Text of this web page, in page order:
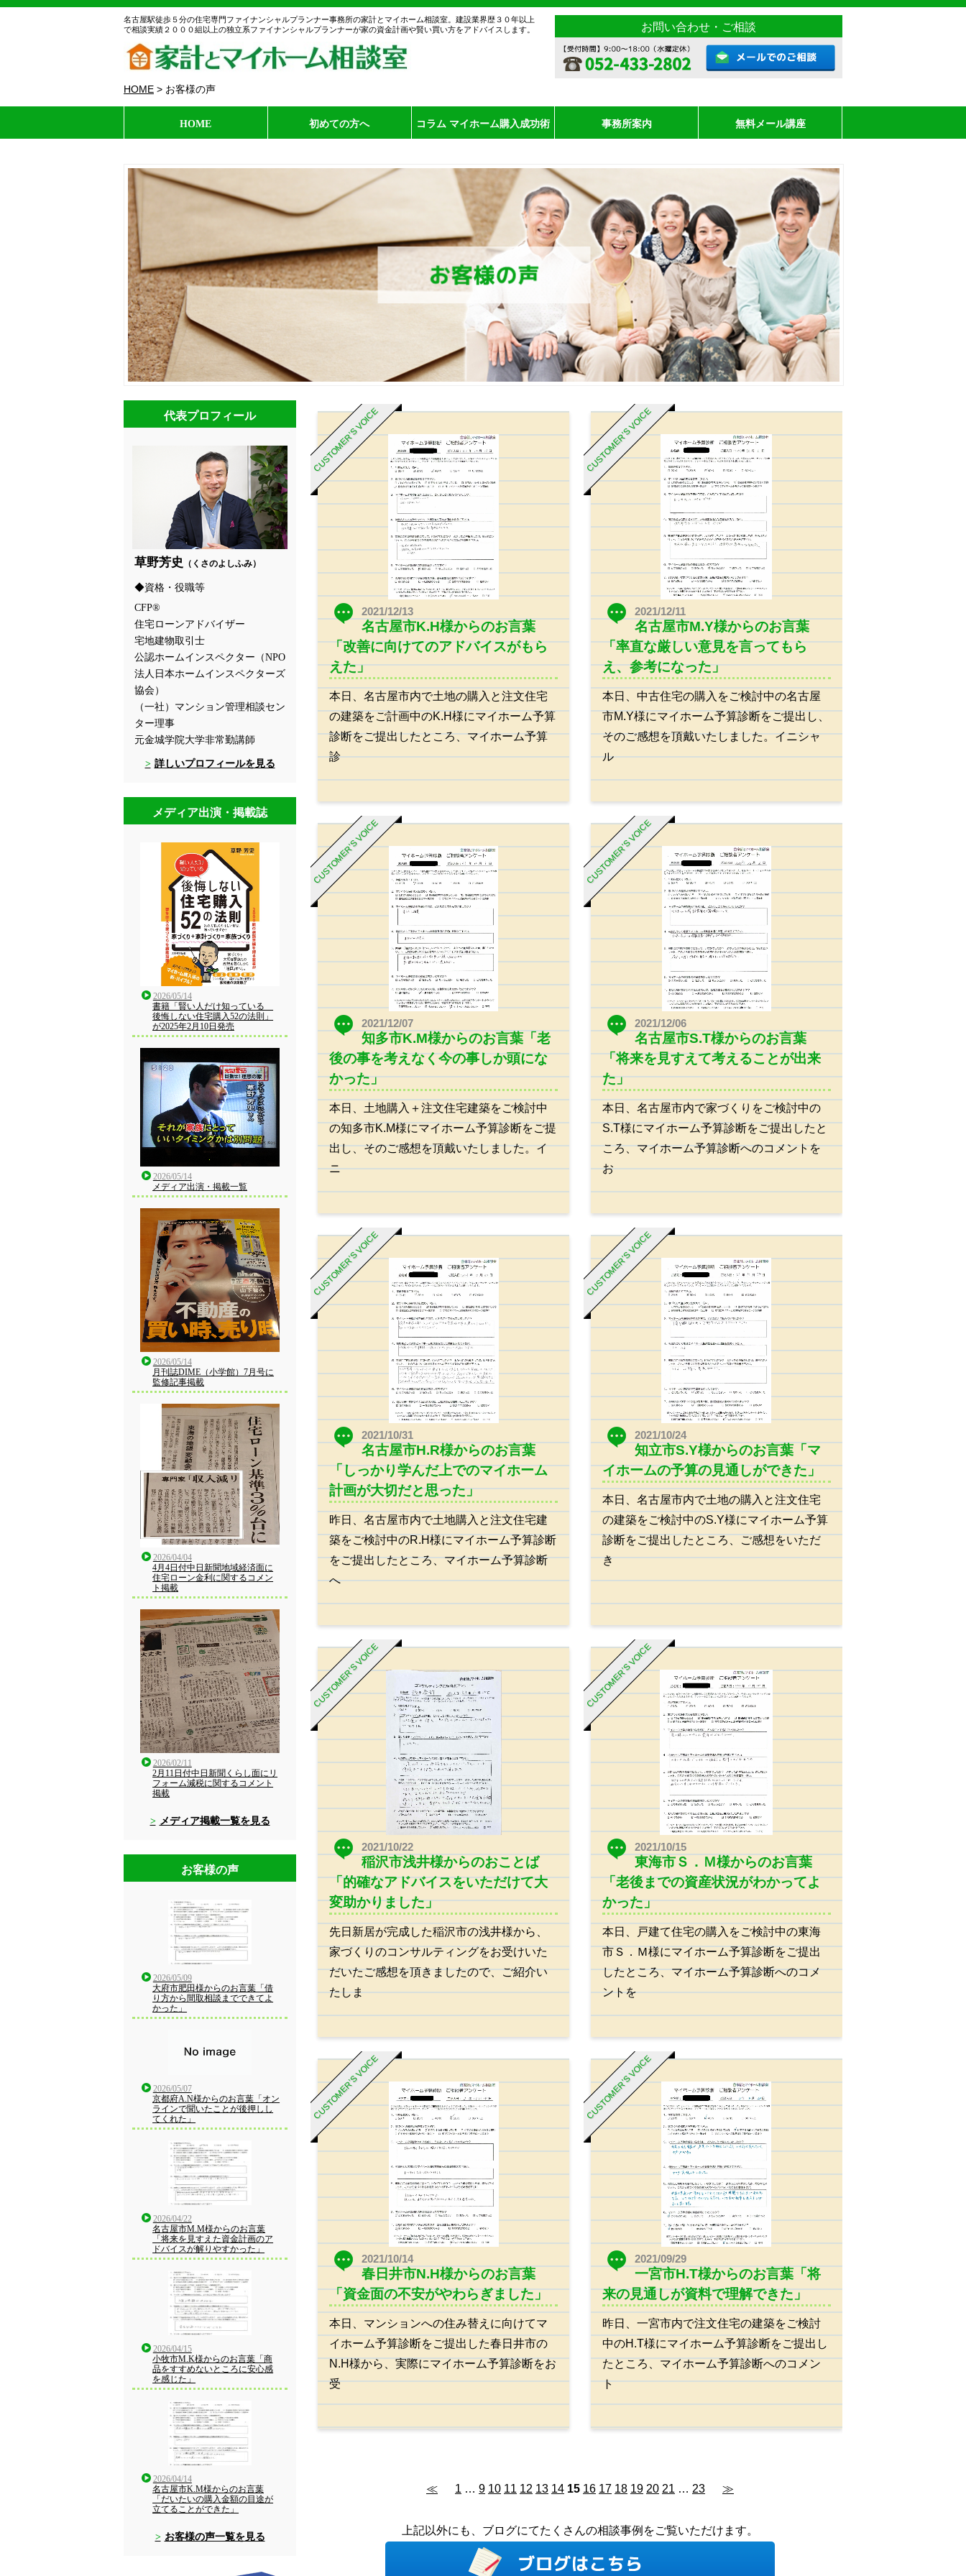
名古屋駅徒歩５分の住宅専門ファイナンシャルプランナー事務所の家計とマイホーム相談室。建設業界歴３０年以上
で相談実績２０００組以上の独立系ファイナンシャルプランナーが家の資金計画や賢い買い方をアドバイスします。
お問い合わせ・ご相談
HOME > お客様の声
HOME 初めての方へ コラム マイホーム購入成功術 事務所案内 無料メール講座
CUSTOMER’S VOICE
2021/12/13
名古屋市K.H様からのお言葉
「改善に向けてのアドバイスがもら
えた」
本日、名古屋市内で土地の購入と注文住宅
の建築をご計画中のK.H様にマイホーム予算
診断をご提出したところ、マイホーム予算
診
CUSTOMER’S VOICE
2021/12/11
名古屋市M.Y様からのお言葉
「率直な厳しい意見を言ってもら
え、参考になった」
本日、中古住宅の購入をご検討中の名古屋
市M.Y様にマイホーム予算診断をご提出し、
そのご感想を頂戴いたしました。イニシャ
ル
CUSTOMER’S VOICE
2021/12/07
知多市K.M様からのお言葉「老
後の事を考えなく今の事しか頭にな
かった」
本日、土地購入＋注文住宅建築をご検討中
の知多市K.M様にマイホーム予算診断をご提
出し、そのご感想を頂戴いたしました。イ
ニ
CUSTOMER’S VOICE
2021/12/06
名古屋市S.T様からのお言葉
「将来を見すえて考えることが出来
た」
本日、名古屋市内で家づくりをご検討中の
S.T様にマイホーム予算診断をご提出したと
ころ、マイホーム予算診断へのコメントを
お
CUSTOMER’S VOICE
2021/10/31
名古屋市H.R様からのお言葉
「しっかり学んだ上でのマイホーム
計画が大切だと思った」
昨日、名古屋市内で土地購入と注文住宅建
築をご検討中のR.H様にマイホーム予算診断
をご提出したところ、マイホーム予算診断
へ
CUSTOMER’S VOICE
2021/10/24
知立市S.Y様からのお言葉「マ
イホームの予算の見通しができた」
本日、名古屋市内で土地の購入と注文住宅
の建築をご検討中のS.Y様にマイホーム予算
診断をご提出したところ、ご感想をいただ
き
CUSTOMER’S VOICE
2021/10/22
稲沢市浅井様からのおことば
「的確なアドバイスをいただけて大
変助かりました」
先日新居が完成した稲沢市の浅井様から、
家づくりのコンサルティングをお受けいた
だいたご感想を頂きましたので、ご紹介い
たしま
CUSTOMER’S VOICE
2021/10/15
東海市Ｓ．Ｍ様からのお言葉
「老後までの資産状況がわかってよ
かった」
本日、戸建て住宅の購入をご検討中の東海
市Ｓ．Ｍ様にマイホーム予算診断をご提出
したところ、マイホーム予算診断へのコメ
ントを
CUSTOMER’S VOICE
2021/10/14
春日井市N.H様からのお言葉
「資金面の不安がやわらぎました」
本日、マンションへの住み替えに向けてマ
イホーム予算診断をご提出した春日井市の
N.H様から、実際にマイホーム予算診断をお
受
CUSTOMER’S VOICE
2021/09/29
一宮市H.T様からのお言葉「将
来の見通しが資料で理解できた」
昨日、一宮市内で注文住宅の建築をご検討
中のH.T様にマイホーム予算診断をご提出し
たところ、マイホーム予算診断へのコメン
ト
≪ 1 … 9 10 11 12 13 14 15 16 17 18 19 20 21 … 23 ≫
上記以外にも、ブログにてたくさんの相談事例をご覧いただけます。
代表プロフィール
草野芳史 （くさのよしふみ）
資格・役職等
CFP®
住宅ローンアドバイザー
宅地建物取引士
公認ホームインスペクター（NPO
法人日本ホームインスペクターズ
協会）
（一社）マンション管理相談セン
ター理事
元金城学院大学非常勤講師
詳しいプロフィールを見る
メディア出演・掲載誌
2026/05/14
書籍「賢い人だけ知っている
後悔しない住宅購入52の法則」
が2025年2月10日発売
2026/05/14
メディア出演・掲載一覧
2026/05/14
月刊誌DIME（小学館）7月号に
監修記事掲載
2026/04/04
4月4日付中日新聞地域経済面に
住宅ローン金利に関するコメン
ト掲載
2026/02/11
2月11日付中日新聞くらし面にリ
フォーム減税に関するコメント
掲載
メディア掲載一覧を見る
お客様の声
2026/05/09
大府市肥田様からのお言葉「借
り方から間取相談までできてよ
かった」
2026/05/07
京都府A.N様からのお言葉「オン
ラインで聞いたことが後押しし
てくれた」
2026/04/22
名古屋市M.M様からのお言葉
「将来を見すえた資金計画のア
ドバイスが解りやすかった」
2026/04/15
小牧市M.K様からのお言葉「商
品をすすめないところに安心感
を感じた」
2026/04/14
名古屋市K.M様からのお言葉
「だいたいの購入金額の目途が
立てることができた」
お客様の声一覧を見る